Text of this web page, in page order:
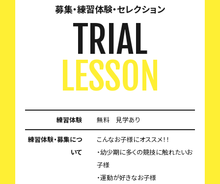
募集・練習体験・セレクション
TRIAL
LESSON
練習体験 無料 見学あり
練習体験・募集につ
いて
こんなお子様にオススメ！！
・幼少期に多くの競技に触れたいお
子様
・運動が好きなお子様